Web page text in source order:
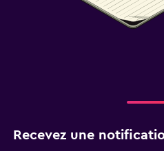
Recevez une